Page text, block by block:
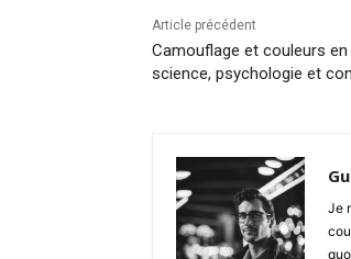
Article précédent
Camouflage et couleurs
science, psychologie et
Je